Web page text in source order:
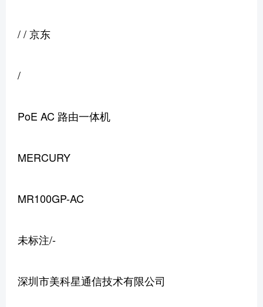
/ / 京东
/
PoE AC 路由一体机
MERCURY
MR100GP-AC
未标注/-
深圳市美科星通信技术有限公司